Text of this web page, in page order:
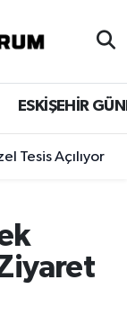
ESKİŞEHİR
Tesis Açılıyor